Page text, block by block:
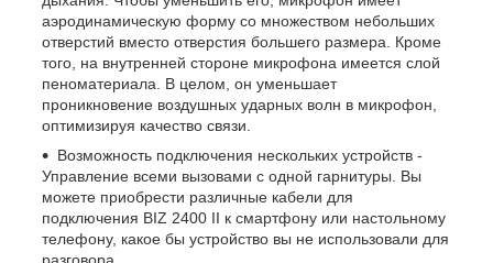
аэродинамическую форму со множеством небольших
отверстий вместо отверстия большего размера. Кроме
того, на внутренней стороне микрофона имеется слой
пеноматериала. В целом, он уменьшает
проникновение воздушных ударных волн в микрофон,
оптимизируя качество связи.
Возможность подключения нескольких устройств -
Управление всеми вызовами с одной гарнитуры. Вы
можете приобрести различные кабели для
подключения BIZ 2400 II к смартфону или настольному
телефону, какое бы устройство вы не использовали для
разговора.